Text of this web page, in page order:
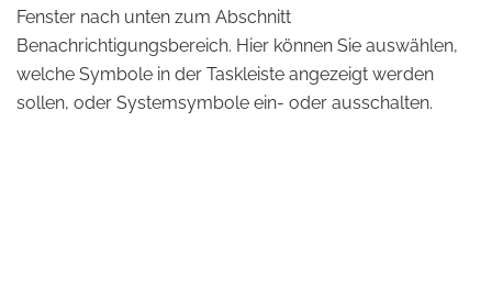
Fenster nach unten zum Abschnitt
Benachrichtigungsbereich. Hier können Sie auswählen,
welche Symbole in der Taskleiste angezeigt werden
sollen, oder Systemsymbole ein- oder ausschalten.